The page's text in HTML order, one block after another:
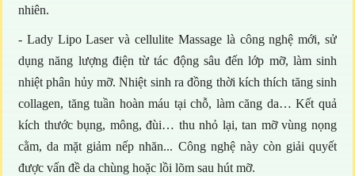
nhiên.
- Lady Lipo Laser và cellulite Massage là công nghệ mới, sử
dụng năng lượng điện từ tác động sâu đến lớp mỡ, làm sinh
nhiệt phân hủy mỡ. Nhiệt sinh ra đồng thời kích thích tăng sinh
collagen, tăng tuần hoàn máu tại chỗ, làm căng da… Kết quả
kích thước bụng, mông, đùi… thu nhỏ lại, tan mỡ vùng nọng
cằm, da mặt giảm nếp nhăn... Công nghệ này còn giải quyết
được vấn đề da chùng hoặc lồi lõm sau hút mỡ.